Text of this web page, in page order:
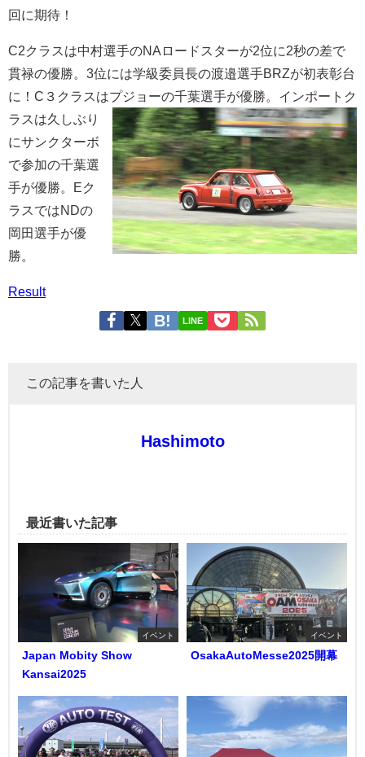
回に期待！
C2クラスは中村選手のNAロードスターが2位に2秒の差で
貫禄の優勝。3位には学級委員長の渡邉選手BRZが初表彰台
に！C３クラスはプジョーの千葉選手が優勝。インポートク
ラスは久しぶり
にサンクターボ
で参加の千葉選
手が優勝。Eク
ラスではNDの
岡田選手が優
勝。
Result
LINE
この記事を書いた人
Hashimoto
最近書いた記事
イベント
Japan Mobity Show
Kansai2025
イベント
OsakaAutoMesse2025開幕